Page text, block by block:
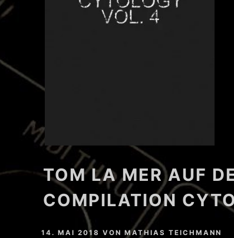
TOM LA MER AUF
COMPILATION
14. MAI 2018 VONMATHIAS TEICHMANN